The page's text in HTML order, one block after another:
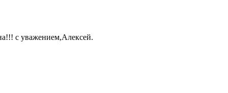
с уважением,Алексей.